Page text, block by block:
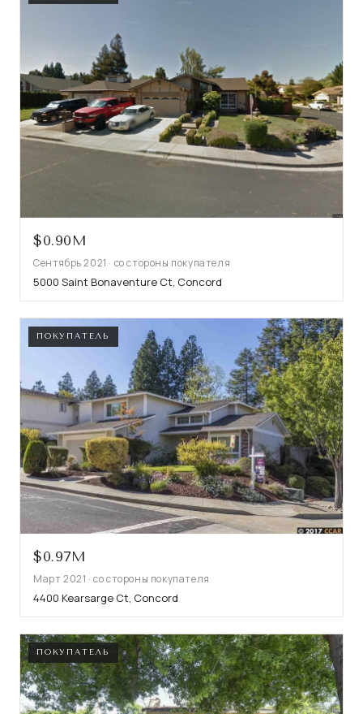
$0.90M
Сентябрь 2021 · со стороны покупателя
5000 Saint Bonaventure Ct, Concord
ПОКУПАТЕЛЬ
$0.97M
Март 2021 · со стороны покупателя
4400 Kearsarge Ct, Concord
ПОКУПАТЕЛЬ